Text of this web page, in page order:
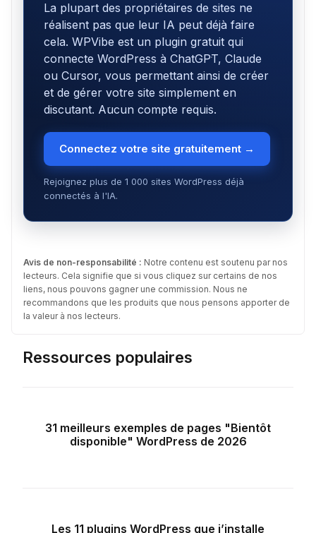
La plupart des propriétaires de sites ne
réalisent pas que leur IA peut déjà faire
cela. WPVibe est un plugin gratuit qui
connecte WordPress à ChatGPT, Claude
ou Cursor, vous permettant ainsi de créer
et de gérer votre site simplement en
discutant. Aucun compte requis.
Connectez votre site gratuitement →
Rejoignez plus de 1 000 sites WordPress déjà
connectés à l'IA.
Avis de non-responsabilité : Notre contenu est soutenu par nos
lecteurs. Cela signifie que si vous cliquez sur certains de nos
liens, nous pouvons gagner une commission. Nous ne
recommandons que les produits que nous pensons apporter de
la valeur à nos lecteurs.
Ressources populaires
31 meilleurs exemples de pages "Bientôt
disponible" WordPress de 2026
Les 11 plugins WordPress que j’installe